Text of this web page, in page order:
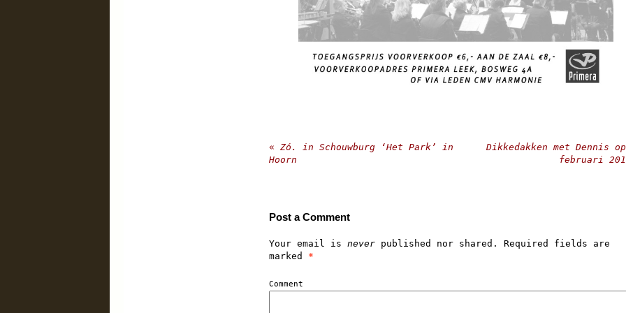
« Zó. in Schouwburg ‘Het Park’ in
Hoorn
Dikkedakken met Dennis
februari
Post a Comment
Your email isnever published nor shared. Required fields are
marked *
Comment